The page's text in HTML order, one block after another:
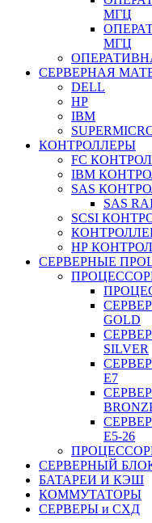
МГЦ
МГЦ
СЕРВЕРНАЯ
DELL
HP
IBM
КОНТРОЛЛЕРЫ
FC
IBM
SAS
SAS
SCSI
НР
СЕРВЕРНЫЕ
GOLD
SILVER
Е7
Е5-26
СЕРВЕРНЫЙ
БАТАРЕИ И КЭШ
КОММУТАТОРЫ
СЕРВЕРЫ и СХД